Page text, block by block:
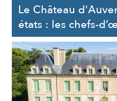
Le Château
états : les chefs-